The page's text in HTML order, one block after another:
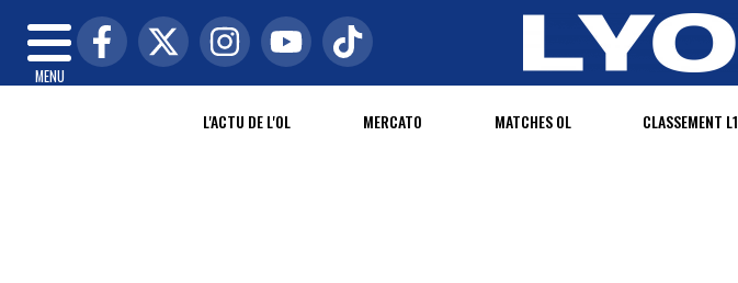
MENU
L'ACTU DE L'OL MERCATO MATCHES OL CLASSEMENT L1